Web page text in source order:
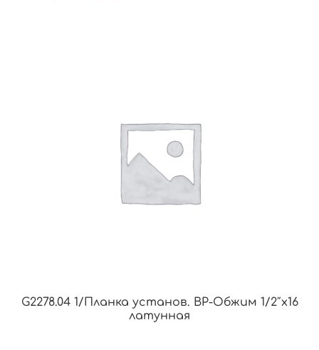
G2278.04 1/Планка установ. ВР-Обжим 1/2″х16
латунная